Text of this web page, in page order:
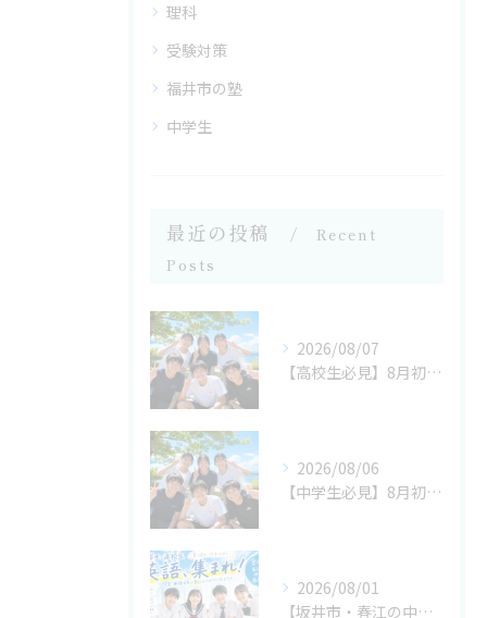
理科
受験対策
福井市の塾
中学生
最近の投稿
Recent
Posts
2026/08/07
【高校生必見】8月初旬の過ごし方で夏休みの成果が決まる！今こそ勉強を立て直すチャンス 坂井市の学習塾なら考学理数塾へ
2026/08/06
【中学生必見】8月初旬の過ごし方で2学期の成績が決まる！今だから始めたい勉強習慣 坂井市の学習塾なら考学理数塾へ
2026/08/01
【坂井市・春江の中学生へ】8月からでも間に合う！夏休み後半で成績を伸ばす勉強法 坂井市の学習塾なら考学理数塾へ